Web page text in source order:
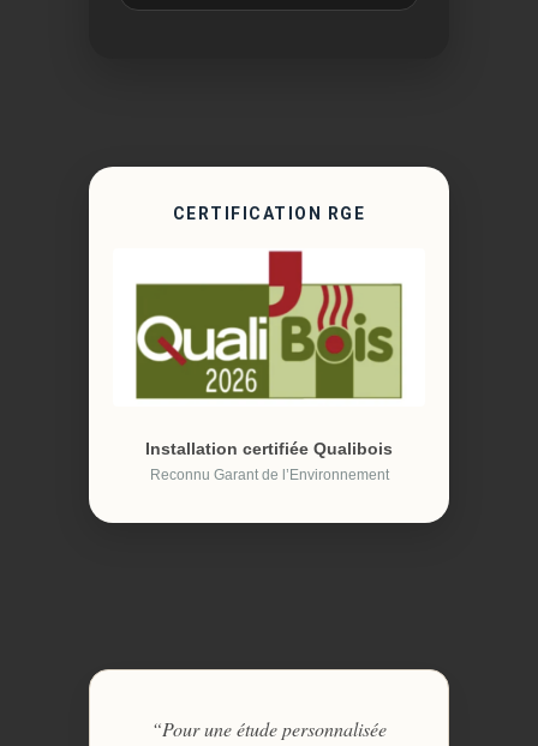
CERTIFICATION RGE
Installation certifiée Qualibois
Reconnu Garant de l’Environnement
“Pour une étude personnalisée